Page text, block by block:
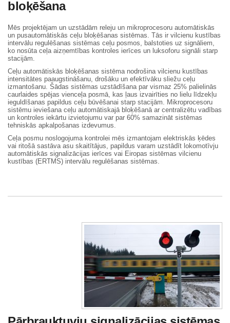
bloķēšana
Mēs projektējam un uzstādām releju un mikroprocesoru automātiskās
un pusautomātiskās ceļu bloķēšanas sistēmas. Tās ir vilcienu kustības
intervālu regulēšanas sistēmas ceļu posmos, balstoties uz signāliem,
ko nosūta ceļa aizņemtības kontroles ierīces un luksoforu signāli starp
stacijām.
Ceļu automātiskās bloķēšanas sistēma nodrošina vilcienu kustības
intensitātes paaugstināšanu, drošāku un efektīvāku sliežu ceļu
izmantošanu. Šādas sistēmas uzstādīšana par vismaz 25% palielinās
caurlaides spējas vienceļa posmā, kas ļaus izvairīties no lielu līdzekļu
ieguldīšanas papildus ceļu būvēšanai starp stacijām. Mikroprocesoru
sistēmu ieviešana ceļu automātiskajā bloķēšanā ar centralizētu vadības
un kontroles iekārtu izvietojumu var par 60% samazināt sistēmas
tehniskās apkalpošanas izdevumus.
Ceļa posmu noslogojuma kontrolei mēs izmantojam elektriskās ķēdes
vai ritošā sastāva asu skaitītājus, papildus varam uzstādīt lokomotīvju
automātiskās signalizācijas ierīces vai Eiropas sistēmas vilcienu
kustības (ERTMS) intervālu regulēšanas sistēmas.